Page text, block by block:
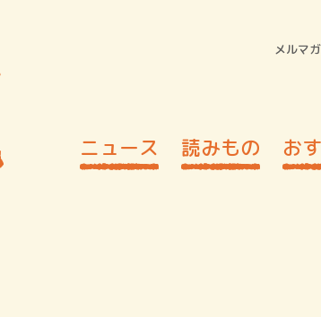
メルマ
ニュース 読みもの お